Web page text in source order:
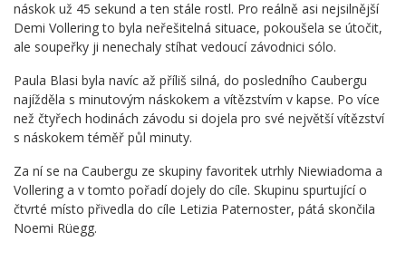
náskok už 45 sekund a ten stále rostl. Pro reálně asi nejsilnější
Demi Vollering to byla neřešitelná situace, pokoušela se útočit,
ale soupeřky ji nenechaly stíhat vedoucí závodnici sólo.
Paula Blasi byla navíc až příliš silná, do posledního Caubergu
najížděla s minutovým náskokem a vítězstvím v kapse. Po více
než čtyřech hodinách závodu si dojela pro své největší vítězství
s náskokem téměř půl minuty.
Za ní se na Caubergu ze skupiny favoritek utrhly Niewiadoma a
Vollering a v tomto pořadí dojely do cíle. Skupinu spurtující o
čtvrté místo přivedla do cíle Letizia Paternoster, pátá skončila
Noemi Rüegg.